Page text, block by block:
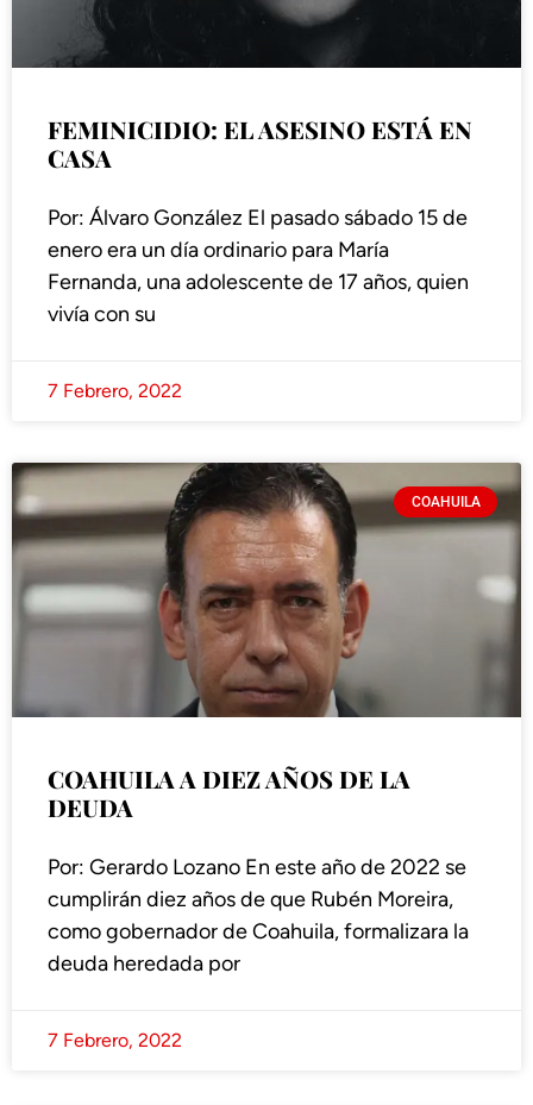
FEMINICIDIO: EL ASESINO ESTÁ EN
CASA
Por: Álvaro González El pasado sábado 15 de
enero era un día ordinario para María
Fernanda, una adolescente de 17 años, quien
vivía con su
7 Febrero, 2022
COAHUILA
COAHUILA A DIEZ AÑOS DE LA
DEUDA
Por: Gerardo Lozano En este año de 2022 se
cumplirán diez años de que Rubén Moreira,
como gobernador de Coahuila, formalizara la
deuda heredada por
7 Febrero, 2022